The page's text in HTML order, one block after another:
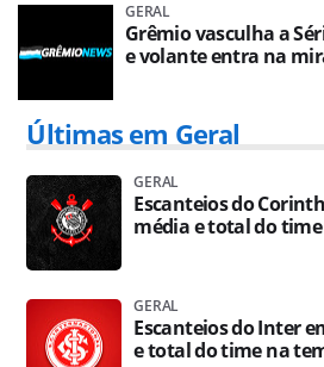
GERAL
Grêmio vasculha a
e volante entra na
Últimas em Geral
GERAL
Escanteios do
média e total do time
GERAL
Escanteios do Inter
e total do time na